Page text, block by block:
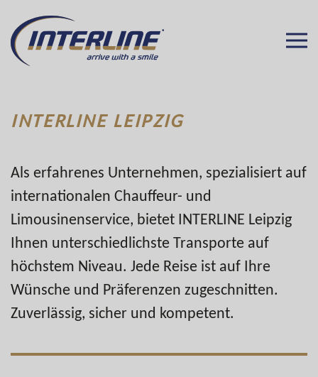
INTERLINE LEIPZIG
Als erfahrenes Unternehmen, spezialisiert auf
internationalen Chauffeur- und
Limousinenservice, bietet INTERLINE Leipzig
Ihnen unterschiedlichste Transporte auf
höchstem Niveau. Jede Reise ist auf Ihre
Wünsche und Präferenzen zugeschnitten.
Zuverlässig, sicher und kompetent.